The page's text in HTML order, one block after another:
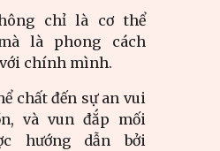
chỉ là cơ thể
là phong cách
chính mình.
chất đến sự an vui
và vun đắp mối
hướng dẫn bởi